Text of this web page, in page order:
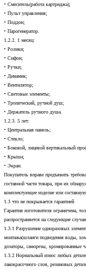
• Смеситель(работа картриджа);
• Пульт управления;
• Поддон;
• Парогенератор.
1.2.2. 1 месяц:
• Ролики;
• Сифон;
• Ручки;
• Динамик;
• Вентилятор;
• Световые элементы;
• Тропический, ручной душ;
• Держатель ручного душа.
1.2.3. 5 лет:
• Центральная панель;
• Стекло;
• Боковой, лицевой вертикальный
• Крыша;
• Экран.
Покупатель вправе предъявить
составной части товара, при их
комплектующее изделие или
1.3 что не покрывается гарантией
Гарантия изготовителя ограничена,
распространяется на следующие
1.3.1 Разрушение одноразовых
монтажа(шланги подведения воды,
дозаторы, саморезы, хромированные
1.3.2 Нормальный износ любых
лакокрасочного слоя, резиновых